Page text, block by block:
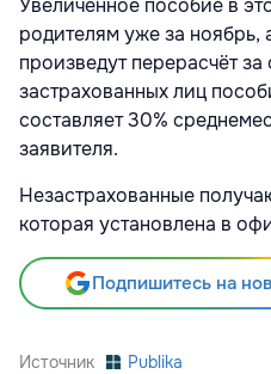
Увеличенное пособие в
родителям уже за ноябрь,
произведут перерасчёт
застрахованных лиц
составляет 30%
заявителя.
Незастрахованные
которая установлена в
Подпишитесь на
Источник Publika